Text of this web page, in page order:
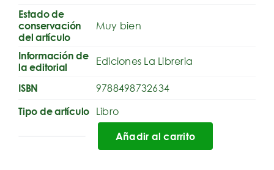
Estado de
conservación
del artículo
Muy bien
Información de
la editorial
Ediciones La Libreria
ISBN 9788498732634
Tipo de artículo Libro
Añadir al carrito